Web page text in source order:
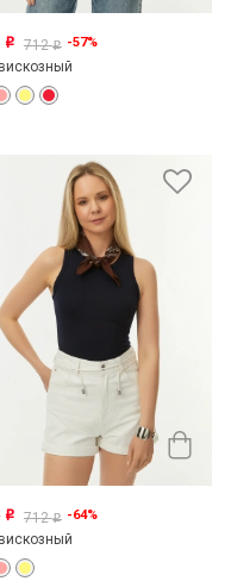
o 712o -57%
o 712o -64%